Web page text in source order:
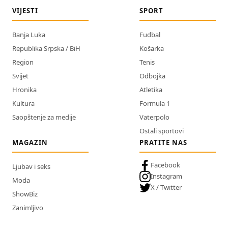
VIJESTI
Banja Luka
Republika Srpska / BiH
Region
Svijet
Hronika
Kultura
Saopštenje za medije
SPORT
Fudbal
Košarka
Tenis
Odbojka
Atletika
Formula 1
Vaterpolo
Ostali sportovi
MAGAZIN
Ljubav i seks
Moda
ShowBiz
Zanimljivo
PRATITE NAS
Facebook
Instagram
X / Twitter